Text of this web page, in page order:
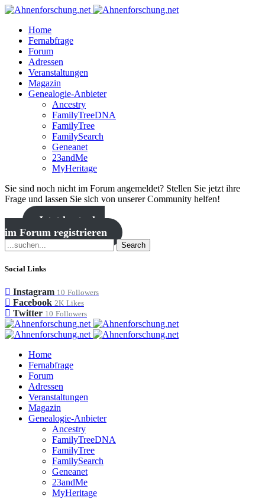
Home
Fernabfrage
Forum
Adressen
Veranstaltungen
Magazin
Genealogie-Anbieter
Ancestry
FamilyTreeDNA
FamilyTree
FamilySearch
Geneanet
23andMe
MyHeritage
Sie sind noch nicht im Forum angemeldet? Stellen Sie jetzt ihre
Frage und lassen Sie sich von unserer Community helfen!
Jetzt kostenlos
im Forum registrieren
Search
Social Links
Instagram 10 Followers
Facebook 2K Likes
Twitter 10 Followers
Home
Fernabfrage
Forum
Adressen
Veranstaltungen
Magazin
Genealogie-Anbieter
Ancestry
FamilyTreeDNA
FamilyTree
FamilySearch
Geneanet
23andMe
MyHeritage